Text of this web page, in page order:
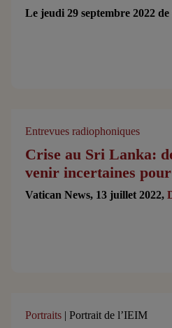
Le jeudi 29 septembre 2022 de
Entrevues radiophoniques
Crise au Sri Lanka:
venir incertaines
Vatican News, 13 juillet 2022,
Portraits | Portrait de l’IEIM